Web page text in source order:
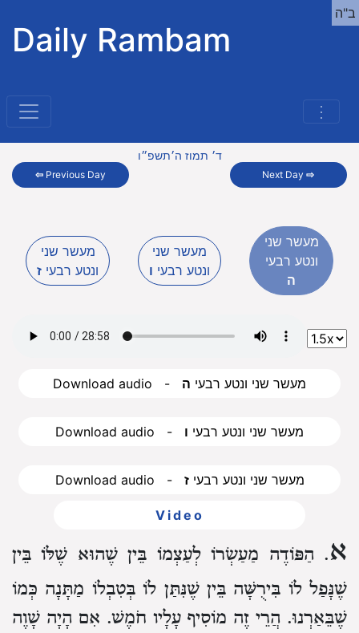
Daily Rambam
⋮
ב"ה
⇦ Previous Day
ד׳ תמוז ה׳תשפ״ו
Next Day⇨
מעשר שני
ונטע רבעי ז
מעשר שני
ונטע רבעי ו
מעשר שני
ונטע רבעי
ה
Download audio - מעשר שני ונטע רבעי ה
Download audio - מעשר שני ונטע רבעי ו
Download audio - מעשר שני ונטע רבעיז
Video
א. הַפּוֹדֶה מַעַשְׂרוֹ לְעַצְמוֹ בֵּין שֶׁהוּא שֶׁלּוֹ בֵּין
שֶׁנָּפַל לוֹ בִּירֻשָּׁה בֵּין שֶׁנִּתַּן לוֹ בְּטִבְלוֹ מַתָּנָה כְּמוֹ
שֶׁבֵּאַרְנוּ. הֲרֵי זֶה מוֹסִיף עָלָיו חֹמֶשׁ. אִם הָיָה שָׁוֶה